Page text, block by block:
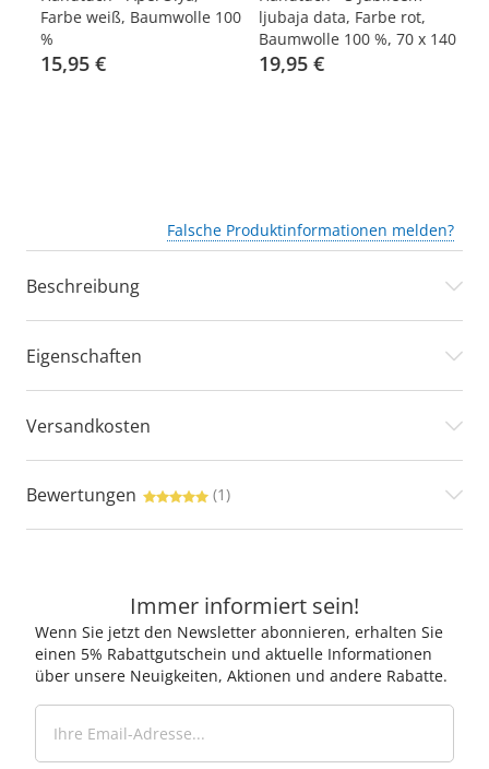
Farbe weiß, Baumwolle 100
%
15,95 €
ljubaja data, Farbe rot,
Baumwolle 100 %, 70 x 140
cm
19,95 €
Falsche Produktinformationen melden?
Beschreibung
Eigenschaften
Versandkosten
Bewertungen (1)
Immer informiert sein!
Wenn Sie jetzt den Newsletter abonnieren, erhalten Sie
einen 5% Rabattgutschein und aktuelle Informationen
über unsere Neuigkeiten, Aktionen und andere Rabatte.